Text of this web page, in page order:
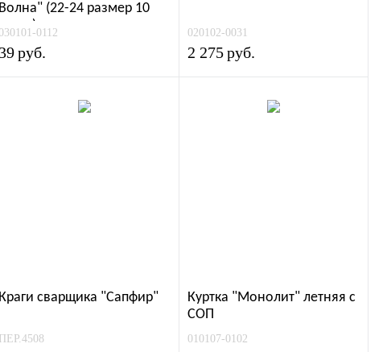
Волна" (22-24 размер 10
класс)
030101-0112
39 руб.
020102-0031
2 275руб.
Краги сварщика "Сапфир"
ПЕР.4508
Куртка "Монолит" летняя с
СОП
010107-0102